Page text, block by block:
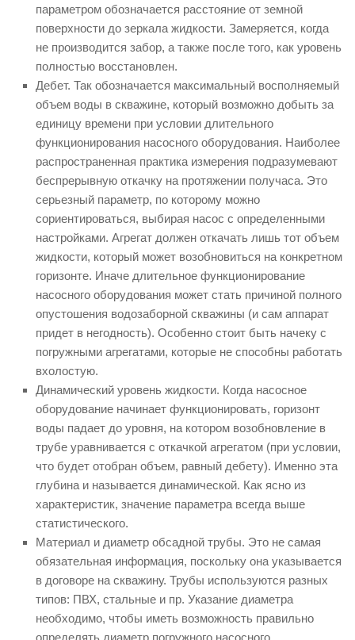
параметром обозначается расстояние от земной
поверхности до зеркала жидкости. Замеряется, когда
не производится забор, а также после того, как уровень
полностью восстановлен.
Дебет. Так обозначается максимальный восполняемый
объем воды в скважине, который возможно добыть за
единицу времени при условии длительного
функционирования насосного оборудования. Наиболее
распространенная практика измерения подразумевают
беспрерывную откачку на протяжении получаса. Это
серьезный параметр, по которому можно
сориентироваться, выбирая насос с определенными
настройками. Агрегат должен откачать лишь тот объем
жидкости, который может возобновиться на конкретном
горизонте. Иначе длительное функционирование
насосного оборудования может стать причиной полного
опустошения водозаборной скважины (и сам аппарат
придет в негодность). Особенно стоит быть начеку с
погружными агрегатами, которые не способны работать
вхолостую.
Динамический уровень жидкости. Когда насосное
оборудование начинает функционировать, горизонт
воды падает до уровня, на котором возобновление в
трубе уравнивается с откачкой агрегатом (при условии,
что будет отобран объем, равный дебету). Именно эта
глубина и называется динамической. Как ясно из
характеристик, значение параметра всегда выше
статистического.
Материал и диаметр обсадной трубы. Это не самая
обязательная информация, поскольку она указывается
в договоре на скважину. Трубы используются разных
типов: ПВХ, стальные и пр. Указание диаметра
необходимо, чтобы иметь возможность правильно
определять диаметр погружного насосного